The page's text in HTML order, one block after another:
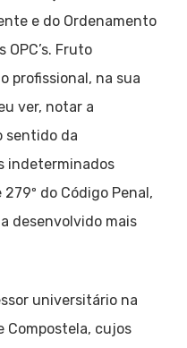
e do Ordenamento
Fruto
profissional, na sua
ver, notar a
sentido da
indeterminados
do Código Penal,
desenvolvido mais
universitário na
Compostela, cujos